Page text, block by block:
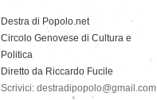
Destra di Popolo.net
Circolo Genovese di Cultura e
Politica
Diretto da Riccardo Fucile
Scrivici: destradipopolo@gmail.com